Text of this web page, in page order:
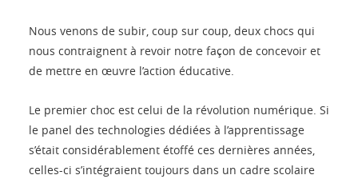
Nous venons de subir, coup sur coup, deux chocs qui
nous contraignent à revoir notre façon de concevoir et
de mettre en œuvre l’action éducative.
Le premier choc est celui de la révolution numérique. Si
le panel des technologies dédiées à l’apprentissage
s’était considérablement étoffé ces dernières années,
celles-ci s’intégraient toujours dans un cadre scolaire